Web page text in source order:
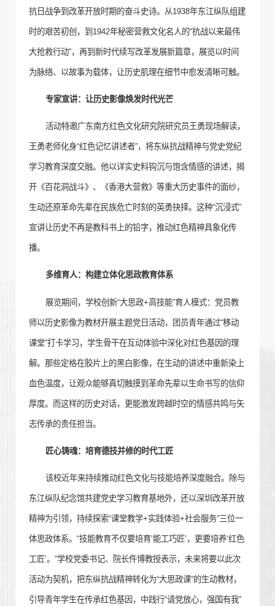
抗日战争到改革开放时期的奋斗史诗。从1938年东江纵队组建
时的艰苦初创，到 1942年秘密营救文化名人的“抗战以来最伟
大抢救行动”，再到新时代续写改革发展新篇章，展览以时间
为脉络、以故事为载体，让历史肌理在细节中愈发清晰可触。
专家宣讲：让历史影像焕发时代光芒
活动特邀广东南方红色文化研究院研究员王勇现场解读，
王勇老师化身“红色记忆讲述者”，将东纵抗战精神与党史党纪
学习教育深度交融。他以详实史料钩沉与饱含情感的讲述，揭
开《百花洞战斗》、《香港大营救》等重大历史事件的面纱，
生动还原革命先辈在民族危亡时刻的英勇抉择。这种“沉浸式”
宣讲让历史不再是教科书上的铅字，推动红色精神具象化传
播。
多维育人：构建立体化思政教育体系
展览期间，学校创新“大思政+高技能”育人模式：党员教
师以历史影像为教材开展主题党日活动，团员青年通过“移动
课堂”打卡学习，学生骨干在互动体验中深化对红色基因的理
解。那些定格在胶片上的黑白影像，在生动的讲述中重新染上
血色温度，让观众能够真切触摸到革命先辈以生命书写的信仰
厚度。而这样的历史对话，更能激发跨越时空的情感共鸣与矢
志传承的责任担当。
匠心铸魂：培育德技并修的时代工匠
该校近年来持续推动红色文化与技能培养深度融合。除与
东江纵队纪念馆共建党史学习教育基地外，还以深圳改革开放
精神为引领，持续探索“课堂教学+实践体验+社会服务”三位一
体思政体系。“技能教育不仅要培育‘能工巧匠’，更要培养‘红色
工匠’。”学校党委书记、院长仵博教授表示，未来将要以此次
活动为契机，把东纵抗战精神转化为“大思政课”的生动教材，
引导青年学生在传承红色基因，中践行“请党放心，强国有我”